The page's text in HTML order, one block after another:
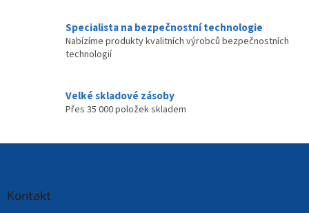
Specialista na bezpečnostní technologie
Nabízíme produkty kvalitních výrobců bezpečnostních
technologií
Velké skladové zásoby
Přes 35 000 položek skladem
Kontakt